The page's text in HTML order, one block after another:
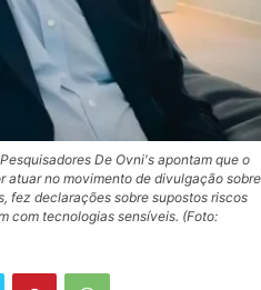
De Ovni's apontam que o
atuar no movimento de divulgação sobre
fez declarações sobre supostos riscos
com tecnologias sensíveis. (Foto: